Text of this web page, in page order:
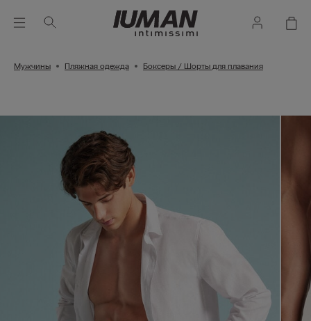
Мужчины Пляжная одежда Боксеры / Шорты для плавания